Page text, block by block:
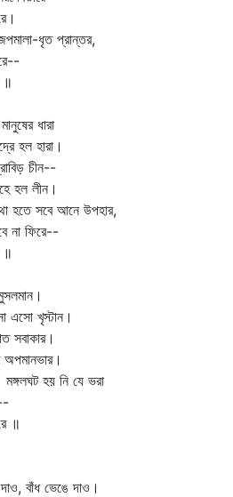
ধৃত প্রান্তর,
॥
ধারা
হল হারা।
চীন--
হল লীন।
হতে সবে আনে উপহার,
না ফিরে--
॥
খৃস্টান।
সবাকার।
হয় নি যে ভরা
॥
বাঁধ ভেঙে দাও।